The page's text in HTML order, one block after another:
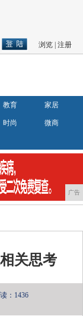
浏览 |注册
教育 家居
时尚 微商
广告
关思考
：1436